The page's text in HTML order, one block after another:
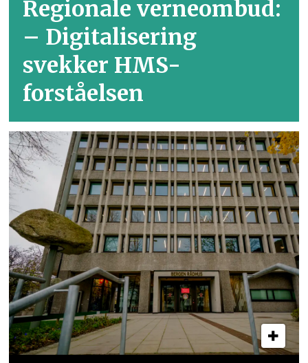
Regionale verneombud:
– Digitalisering
svekker HMS-
forståelsen